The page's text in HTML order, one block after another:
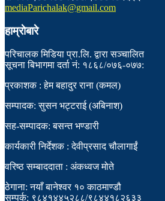
mediaParichalak@gmail.com
हाम्राेबारे
परिचालक मिडिया प्रा.लि. द्वारा सञ्चालित
सूचना बिभागमा दर्ता नं: १८६८/०७६-०७७:
प्रकाशक : हेम बहादुर राना (कमल)
सम्पादक: सुसन भट्टराई (अबिनाश)
सह-सम्पादक: बसन्त भण्डारी
कार्यकारी निर्देशक : देवीप्रसाद चौलागाईं
वरिष्ठ सम्बाददाता : अंकध्वज मोते
ठेगाना: नयाँ बानेश्वर १० काठमाण्डौ
सम्पर्क: ९८४१४४५२८८/९८४४१८२६३३